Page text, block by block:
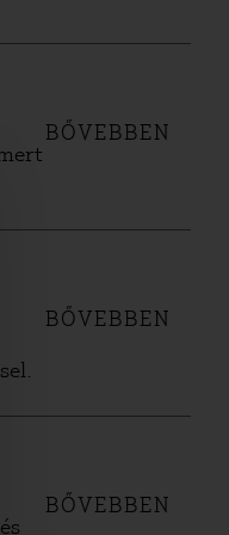
BŐVEBBEN
BŐVEBBEN
BŐVEBBEN